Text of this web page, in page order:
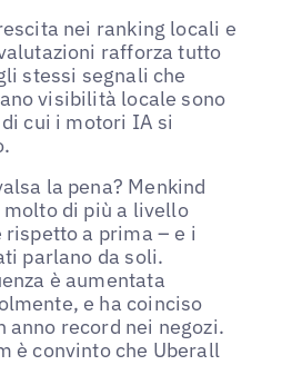
nei ranking locali e
rafforza tutto
stessi segnali che
visibilità locale sono
cui i motori IA si
la pena? Menkind
molto di più a livello
rispetto a prima – e i
parlano da soli.
è aumentata
e ha coinciso
anno record nei negozi.
è convinto che Uberall